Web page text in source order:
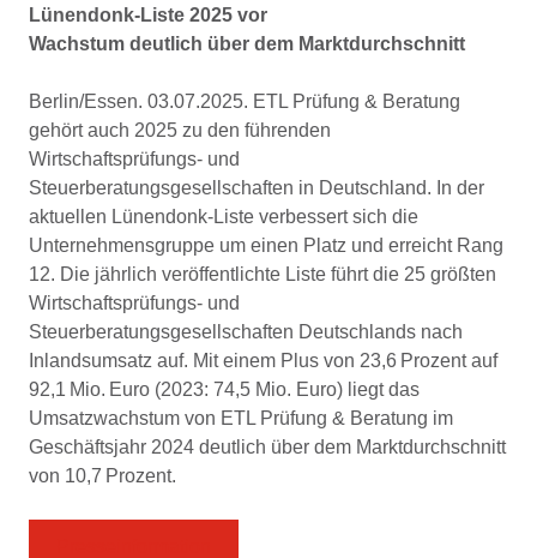
Lünendonk-Liste 2025 vor
Wachstum deutlich über dem Marktdurchschnitt
Berlin/Essen. 03.07.2025. ETL Prüfung & Beratung
gehört auch 2025 zu den führenden
Wirtschaftsprüfungs- und
Steuerberatungsgesellschaften in Deutschland. In der
aktuellen Lünendonk-Liste verbessert sich die
Unternehmensgruppe um einen Platz und erreicht Rang
12. Die jährlich veröffentlichte Liste führt die 25 größten
Wirtschaftsprüfungs- und
Steuerberatungsgesellschaften Deutschlands nach
Inlandsumsatz auf. Mit einem Plus von 23,6 Prozent auf
92,1 Mio. Euro (2023: 74,5 Mio. Euro) liegt das
Umsatzwachstum von ETL Prüfung & Beratung im
Geschäftsjahr 2024 deutlich über dem Marktdurchschnitt
von 10,7 Prozent.